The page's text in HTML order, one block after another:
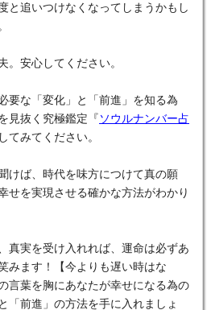
と追いつけなくなってしまうかもし
。安心してください。
要な「変化」と「前進」を知る為
見抜く究極鑑定『 ソウルナンバー占
てみてください。
けば、時代を味方につけて真の願
せを実現させる確かな方法がわかり
真実を受け入れれば、運命は必ずあ
みます！【今よりも遅い時はな
言葉を胸にあなたが幸せになる為の
「前進」の方法を手に入れましょ